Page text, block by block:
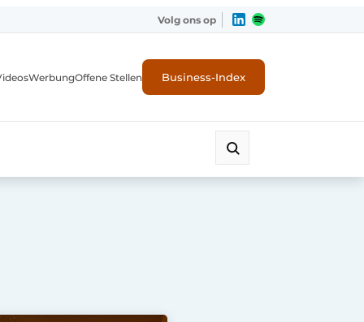
Volg ons op
WerbungOffene Stellen Business-Index